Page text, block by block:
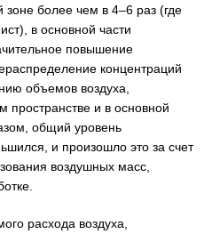
зоне более чем в 4–6 раз (где
в основной части
повышение
концентраций
объемов воздуха,
пространстве и в основной
общий уровень
и произошло это за счет
воздушных масс,
расхода воздуха,